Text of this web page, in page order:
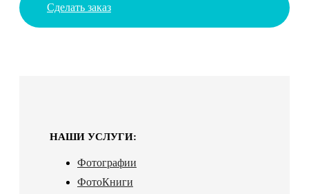
Сделать заказ
НАШИ УСЛУГИ:
Фотографии
ФотоКниги